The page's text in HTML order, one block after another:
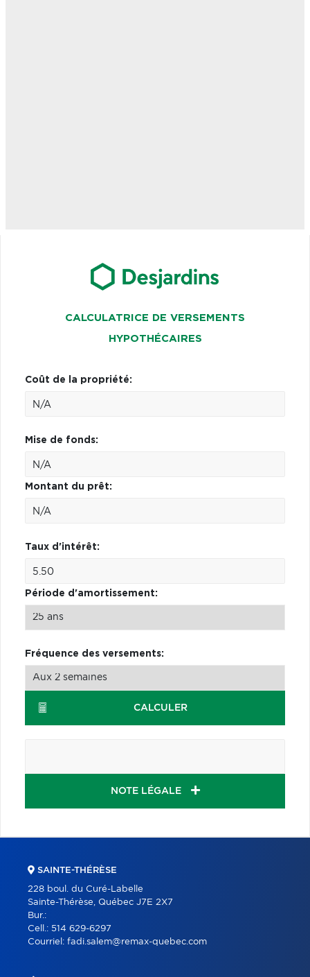
CALCULATRICE DE VERSEMENTS
HYPOTHÉCAIRES
Coût de la propriété:
Mise de fonds:
Montant du prêt:
Taux d'intérêt:
Période d'amortissement:
Fréquence des versements:
CALCULER
NOTE LÉGALE
SAINTE-THÉRÈSE
228 boul. du Curé-Labelle
Sainte-Thérèse, Québec J7E 2X7
Bur.:
Cell.: 514 629-6297
Courriel: fadi.salem@remax-quebec.com